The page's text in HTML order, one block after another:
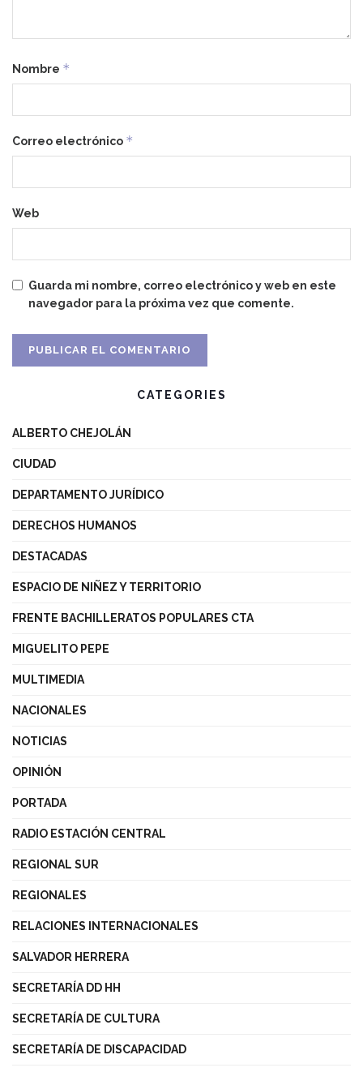
Nombre *
Correo electrónico *
Web
Guarda mi nombre, correo electrónico y web en este
navegador para la próxima vez que comente.
CATEGORIES
ALBERTO CHEJOLÁN
CIUDAD
DEPARTAMENTO JURÍDICO
DERECHOS HUMANOS
DESTACADAS
ESPACIO DE NIÑEZ Y TERRITORIO
FRENTE BACHILLERATOS POPULARES CTA
MIGUELITO PEPE
MULTIMEDIA
NACIONALES
NOTICIAS
OPINIÓN
PORTADA
RADIO ESTACIÓN CENTRAL
REGIONAL SUR
REGIONALES
RELACIONES INTERNACIONALES
SALVADOR HERRERA
SECRETARÍA DD HH
SECRETARÍA DE CULTURA
SECRETARÍA DE DISCAPACIDAD